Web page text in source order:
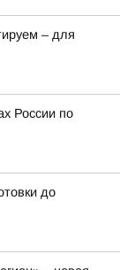
– для
России по
до